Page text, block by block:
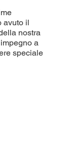
avuto il
nostra
a
speciale